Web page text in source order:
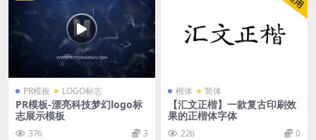
PR模板 LOGO标志
PR模板-漂亮科技梦幻logo标
志展示模板
376 3
楷体 简体
【汇文正楷】一款复古印刷效
果的正楷体字体
226 0